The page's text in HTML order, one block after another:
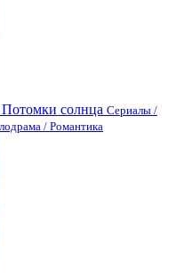
Потомки солнца Сериалы /
/ Романтика